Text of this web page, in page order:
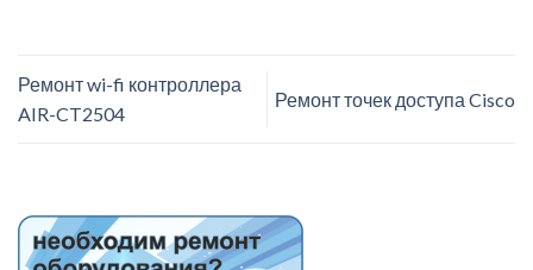
Ремонт wi-fi контроллера
AIR-CT2504
Ремонт точек доступа Cisco